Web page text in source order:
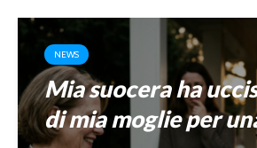
NEWS
Mia suocera ha
di mia moglie per